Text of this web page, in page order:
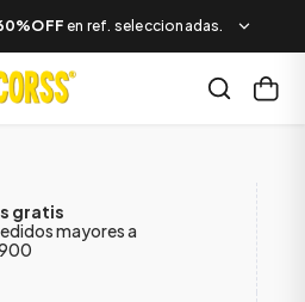
en ref. seleccionadas.
gratis
mayores a